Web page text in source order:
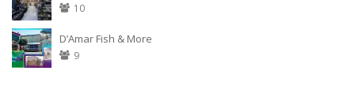
10
D’Amar Fish & More
9